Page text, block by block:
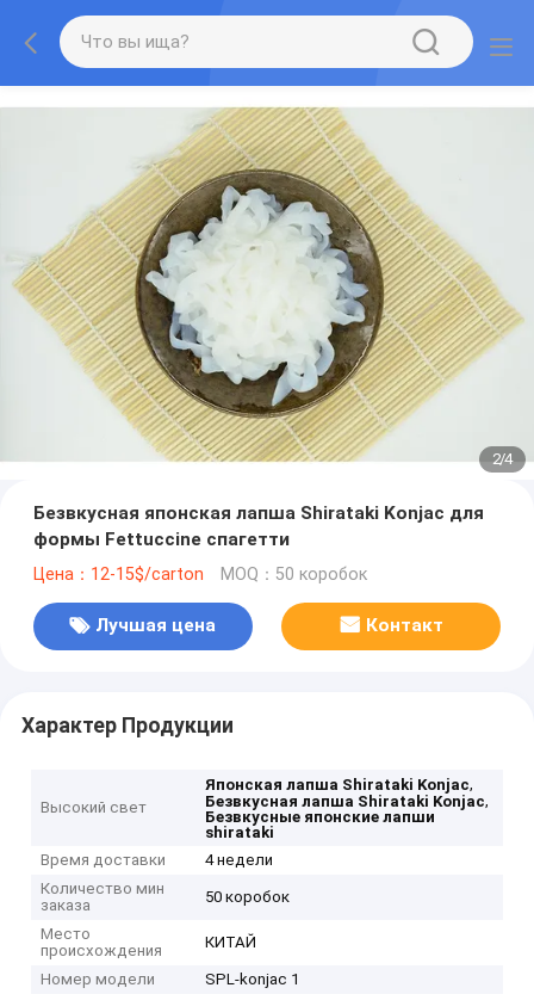
2/4
Безвкусная японская лапша Shirataki Konjac для
формы Fettuccine спагетти
Цена：12-15$/carton MOQ：50 коробок
Лучшая цена Контакт
Характер Продукции
Высокий свет
Японская лапша Shirataki Konjac,
Безвкусная лапша Shirataki Konjac,
Безвкусные японские лапши
shirataki
Время доставки
4 недели
Количество мин
заказа
50 коробок
Место
происхождения
КИТАЙ
Номер модели
SPL-konjac 1